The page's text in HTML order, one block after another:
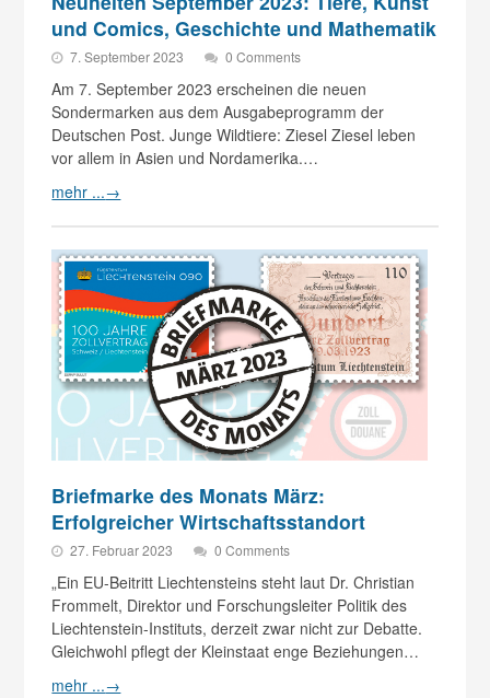
und Comics, Geschichte und Mathematik
7. September 2023 0 Comments
Am 7. September 2023 erscheinen die neuen
Sondermarken aus dem Ausgabeprogramm der
Deutschen Post. Junge Wildtiere: Ziesel Ziesel leben
vor allem in Asien und Nordamerika.…
mehr ...→
Briefmarke des Monats März:
Erfolgreicher Wirtschaftsstandort
27. Februar 2023 0 Comments
„Ein EU-Beitritt Liechtensteins steht laut Dr. Christian
Frommelt, Direktor und Forschungsleiter Politik des
Liechtenstein-Instituts, derzeit zwar nicht zur Debatte.
Gleichwohl pflegt der Kleinstaat enge Beziehungen…
mehr ...→